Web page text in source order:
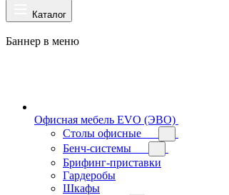
Каталог
Баннер в меню
Офисная мебель EVO (ЭВО)
Cтолы офисные
Бенч-системы
Брифинг-приставки
Гардеробы
Шкафы